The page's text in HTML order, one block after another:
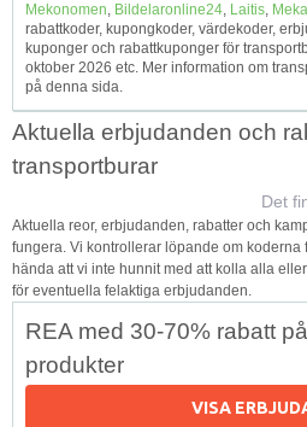
Mekonomen, Bildelaronline24, Laitis,
rabattkoder, kupongkoder, värdekoder,
kuponger och rabattkuponger för
oktober 2026 etc. Mer information om
på denna sida.
Aktuella erbjudanden och
transportburar
Det
Aktuella reor, erbjudanden, rabatter och
fungera. Vi kontrollerar löpande om
hända att vi inte hunnit med att kolla alla
för eventuella felaktiga erbjudanden.
REA med 30-70% rabatt
produkter
VISA